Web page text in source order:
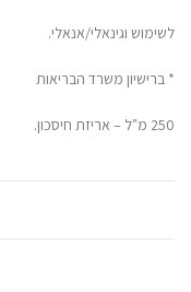
לשימוש וגינאלי/אנאלי.
* ברישיון משרד הבריאות
250 מ"ל – אריזת חיסכון.